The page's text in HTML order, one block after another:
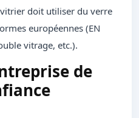
doit utiliser du verre
européennes (EN
vitrage, etc.).
de